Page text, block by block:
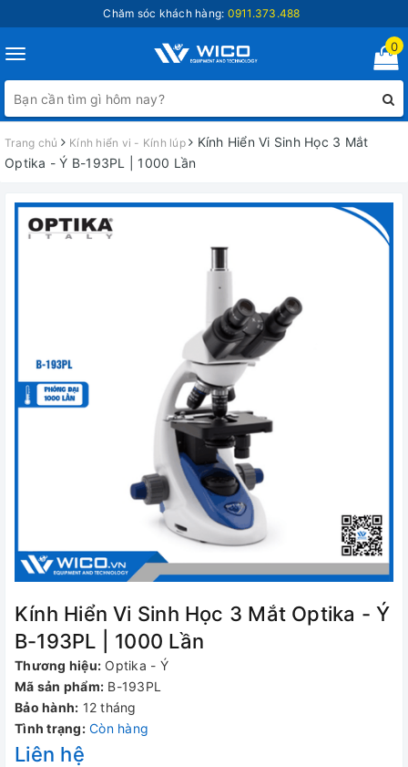
Chăm sóc khách hàng: 0911.373.488
Toggle
navigation
0
Trang chủ Kính hiển vi - Kính lúp
Kính Hiển Vi Sinh Học 3 Mắt
Optika - Ý B-193PL | 1000 Lần
Kính Hiển Vi Sinh Học 3 Mắt Optika - Ý
B-193PL | 1000 Lần
Thương hiệu: Optika - Ý
Mã sản phẩm: B-193PL
Bảo hành: 12 tháng
Tình trạng: Còn hàng
Liên hệ